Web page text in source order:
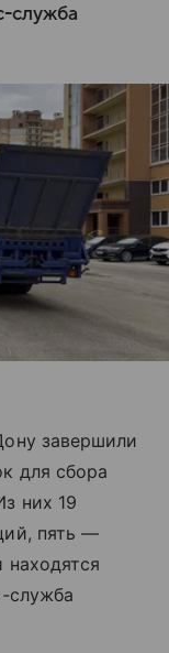
служба
завершили
для сбора
них 19
пять —
служба